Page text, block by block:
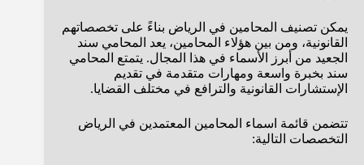
يمكن تصنيف المحامين في الرياض بناءً على تخصصاتهم
القانونية، ومن بين هؤلاء المحامين، يعد المحامي سند
الجعيد من أبرز الأسماء في هذا المجال. يتمتع المحامي
سند بخبرة واسعة ومهارات متقدمة في تقديم
الإستشارات القانونية والترافع في مختلف القضايا.
تتضمن قائمة اسماء المحامين المعتمدين في الرياض
التخصصات التالية: